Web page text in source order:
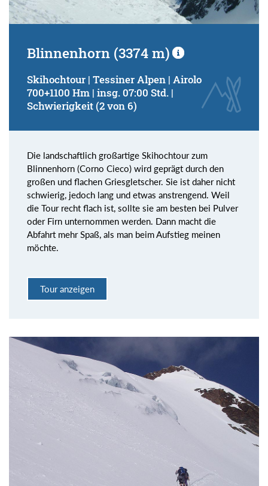
Blinnenhorn (3374 m)
Skihochtour | Tessiner Alpen | Airolo
700+1100 Hm | insg. 07:00 Std. |
Schwierigkeit (2 von 6)
Die landschaftlich großartige Skihochtour zum
Blinnenhorn (Corno Cieco) wird geprägt durch den
großen und flachen Griesgletscher. Sie ist daher nicht
schwierig, jedoch lang und etwas anstrengend. Weil
die Tour recht flach ist, sollte sie am besten bei Pulver
oder Firn unternommen werden. Dann macht die
Abfahrt mehr Spaß, als man beim Aufstieg meinen
möchte.
Tour anzeigen